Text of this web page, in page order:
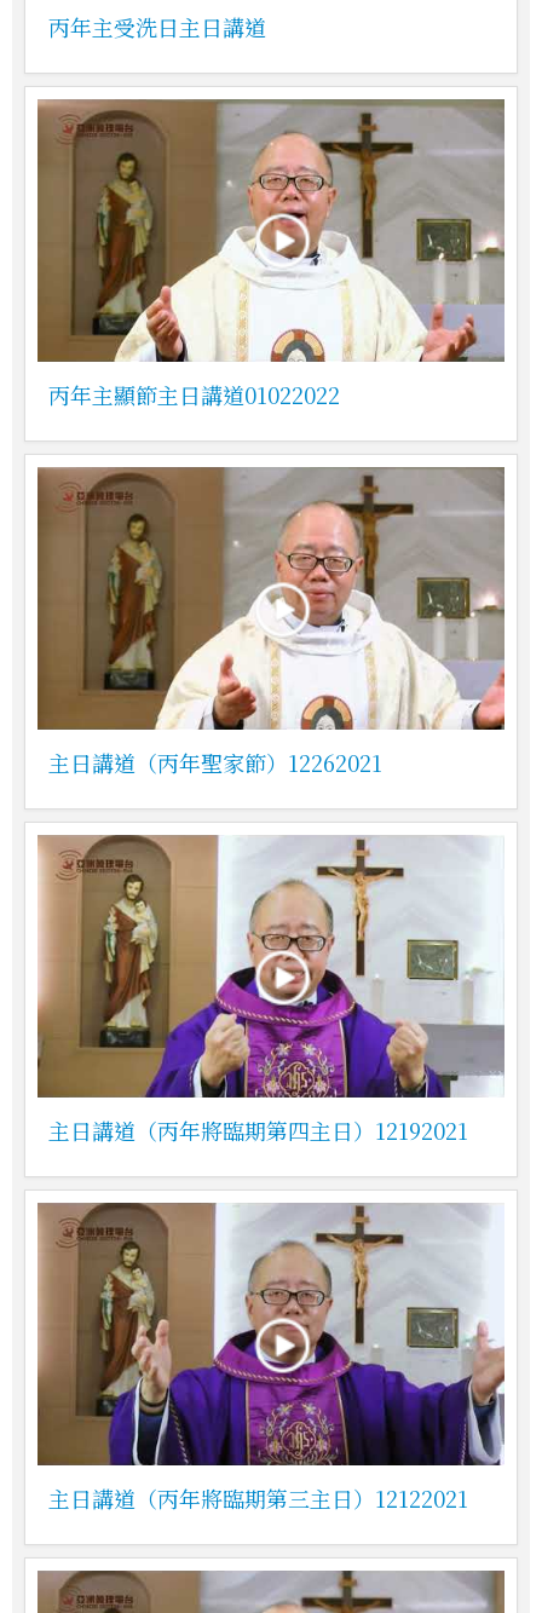
丙年主受洗日主日講道
丙年主顯節主日講道01022022
主日講道（丙年聖家節）12262021
主日講道（丙年將臨期第四主日）12192021
主日講道（丙年將臨期第三主日）12122021